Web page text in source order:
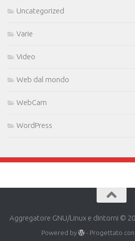
Uncategorized
Varie
Video
Web dal mondo
WebCam
WordPress
Aggregatore GNU/Linux e dintorni ©
Powered by - Progettato con